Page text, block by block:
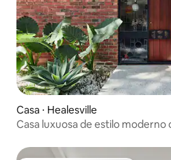
Casa ⋅ Healesville
Casa luxuosa de estilo moderno